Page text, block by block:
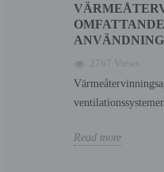
2767 Views
Read more